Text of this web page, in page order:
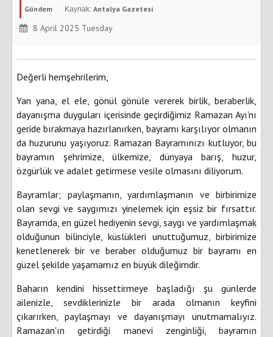
Gündem Antalya Gazetesi
8 April 2025 Tuesday
Değerli hemşehrilerim,
Yan yana, el ele, gönül gönüle vererek birlik, beraberlik,
dayanışma duyguları içerisinde geçirdiğimiz Ramazan Ayı’nı
geride bırakmaya hazırlanırken, bayramı karşılıyor olmanın
da huzurunu yaşıyoruz. Ramazan Bayramınızı kutluyor, bu
bayramın şehrimize, ülkemize, dünyaya barış, huzur,
özgürlük ve adalet getirmese vesile olmasını diliyorum.
Bayramlar; paylaşmanın, yardımlaşmanın ve birbirimize
olan sevgi ve saygımızı yinelemek için eşsiz bir fırsattır.
Bayramda, en güzel hediyenin sevgi, saygı ve yardımlaşmak
olduğunun bilinciyle, küslükleri unuttuğumuz, birbirimize
kenetlenerek bir ve beraber olduğumuz bir bayramı en
güzel şekilde yaşamamız en büyük dileğimdir.
Baharın kendini hissettirmeye başladığı şu günlerde
ailenizle, sevdiklerinizle bir arada olmanın keyfini
çıkarırken, paylaşmayı ve dayanışmayı unutmamalıyız.
Ramazan'ın getirdiği manevi zenginliği, bayramın